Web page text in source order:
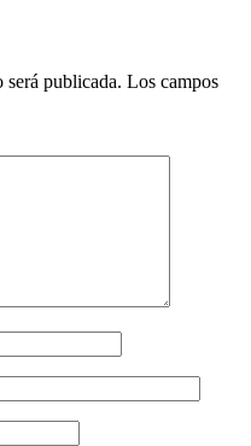
publicada. Los campos